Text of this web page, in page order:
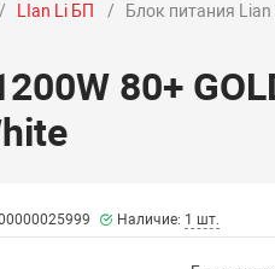
LIan Li БП
Блок питания Lian
80+
Наличие: 1 шт.